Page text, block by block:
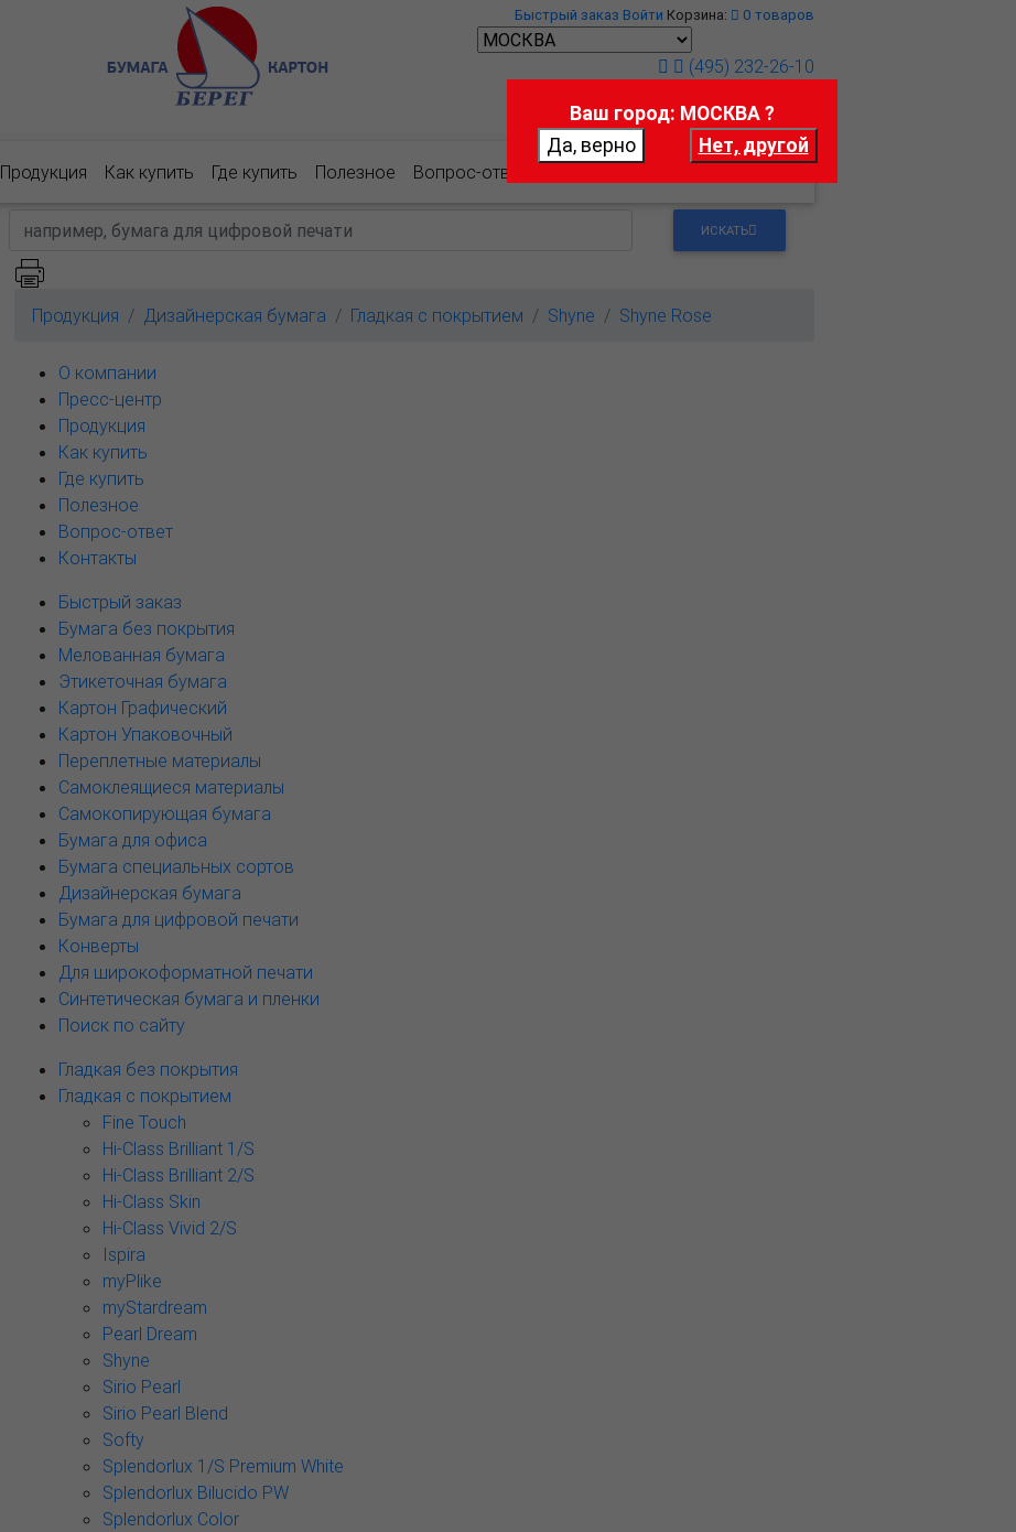
Быстрый заказ Войти Корзина: 0 товаров
(495) 232-26-10
Продукция Как купить Где купить Полезное Вопрос-ответ
ИСКАТЬ
Продукция Дизайнерская бумага Гладкая с покрытием Shyne Shyne Rose
О компании
Пресс-центр
Продукция
Как купить
Где купить
Полезное
Вопрос-ответ
Контакты
Быстрый заказ
Бумага без покрытия
Мелованная бумага
Этикеточная бумага
Картон Графический
Картон Упаковочный
Переплетные материалы
Самоклеящиеся материалы
Самокопирующая бумага
Бумага для офиса
Бумага специальных сортов
Дизайнерская бумага
Бумага для цифровой печати
Конверты
Для широкоформатной печати
Синтетическая бумага и пленки
Поиск по сайту
Гладкая без покрытия
Гладкая с покрытием
Fine Touch
Hi-Class Brilliant 1/S
Hi-Class Brilliant 2/S
Hi-Class Skin
Hi-Class Vivid 2/S
Ispira
myPlike
myStardream
Pearl Dream
Shyne
Sirio Pearl
Sirio Pearl Blend
Softy
Splendorlux 1/S Premium White
Splendorlux Bilucido PW
Splendorlux Color
Ваш город: МОСКВА ?